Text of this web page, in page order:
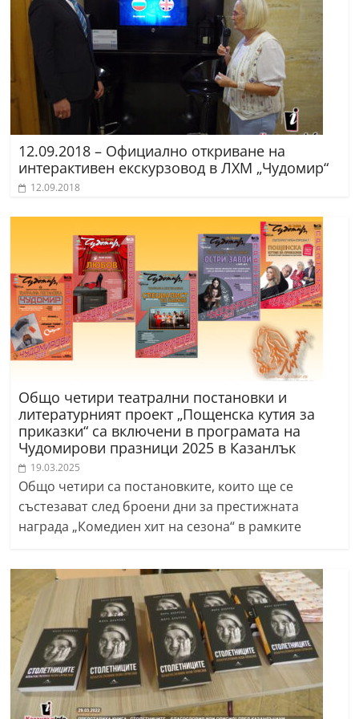
12.09.2018 – Официално откриване на
интерактивен екскурзовод в ЛХМ „Чудомир“
12.09.2018
Общо четири театрални постановки и
литературният проект „Пощенска кутия за
приказки“ са включени в програмата на
Чудомирови празници 2025 в Казанлък
19.03.2025
Общо четири са постановките, които ще се
състезават след броени дни за престижната
награда „Комедиен хит на сезона“ в рамките